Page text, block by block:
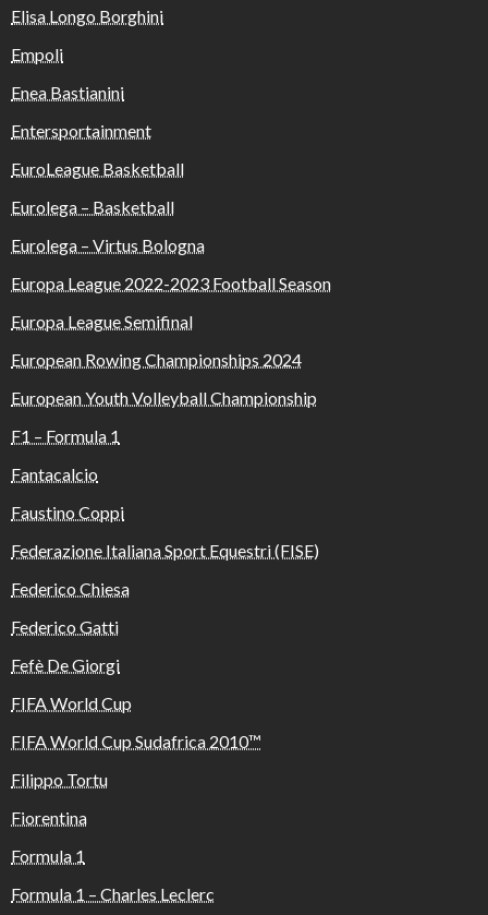
Elisa Longo Borghini
Empoli
Enea Bastianini
Entersportainment
EuroLeague Basketball
Eurolega – Basketball
Eurolega – Virtus Bologna
Europa League 2022-2023 Football Season
Europa League Semifinal
European Rowing Championships 2024
European Youth Volleyball Championship
F1 – Formula 1
Fantacalcio
Faustino Coppi
Federazione Italiana Sport Equestri (FISE)
Federico Chiesa
Federico Gatti
Fefè De Giorgi
FIFA World Cup
FIFA World Cup Sudafrica 2010™️
Filippo Tortu
Fiorentina
Formula 1
Formula 1 – Charles Leclerc